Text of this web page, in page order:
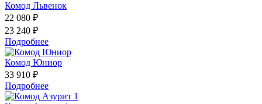
Комод Львенок
22 080 ₽
23 240 ₽
Подробнее
Комод Юниор
33 910 ₽
Подробнее